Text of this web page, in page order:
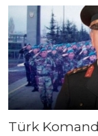
Türk